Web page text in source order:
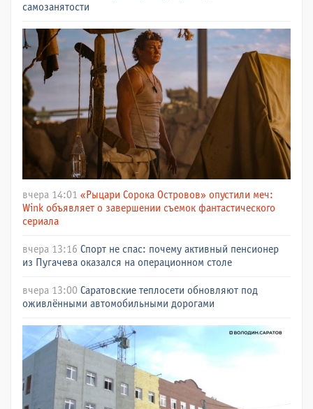
самозанятости
вчера 14:01 «Рыцари Сорока Островов» опустили меч:
Wink объявляет о завершении съемок фантастического
сериала
вчера 13:16 Спорт не спас: почему активный пенсионер
из Пугачева оказался на операционном столе
вчера 13:00 Саратовские теплосети обновляют под
оживлёнными автомобильными дорогами